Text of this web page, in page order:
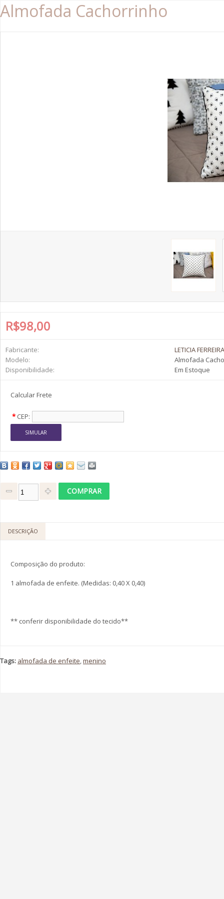
Almofada Cachorrinho
R$98,00
Fabricante:
LETICIA
Modelo:
Almofada
Disponibilidade:
Em Estoque
Calcular Frete
* CEP:
DESCRIÇÃO
Composição do produto:
1 almofada de enfeite. (Medidas: 0,40 X 0,40)
** conferir disponibilidade do tecido**
Tags: almofada de enfeite,menino